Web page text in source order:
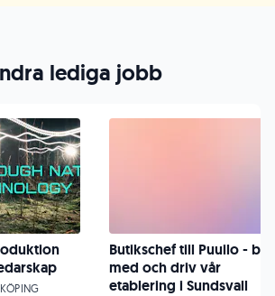
lediga jobb
Butikschef till Puuilo - bli
med och driv vår
etablering i Sundsvall